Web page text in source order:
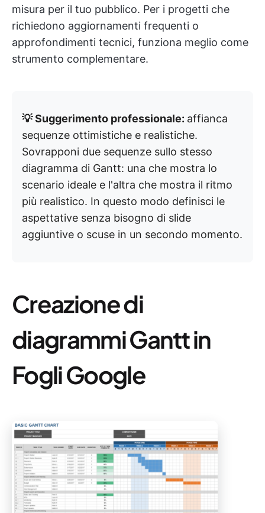
misura per il tuo pubblico. Per i progetti che
richiedono aggiornamenti frequenti o
approfondimenti tecnici, funziona meglio come
strumento complementare.
💡 Suggerimento professionale: affianca
sequenze ottimistiche e realistiche.
Sovrapponi due sequenze sullo stesso
diagramma di Gantt: una che mostra lo
scenario ideale e l'altra che mostra il ritmo
più realistico. In questo modo definisci le
aspettative senza bisogno di slide
aggiuntive o scuse in un secondo momento.
Creazione di
diagrammi Gantt in
Fogli Google